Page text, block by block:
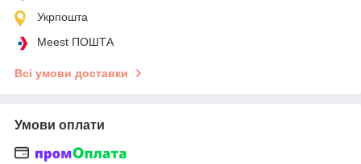
Укрпошта
Meest ПОШТА
Всі умови доставки
Умови оплати